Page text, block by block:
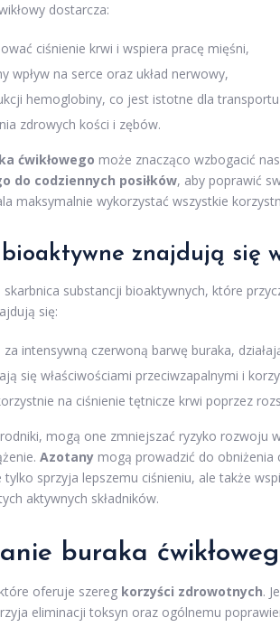
dostarcza:
ciśnienie krwi i wspiera pracę mięśni,
wpływ na serce oraz układ nerwowy,
hemoglobiny, co jest istotne dla
zdrowych kości i zębów.
ćwikłowego może znacząco wzbogacić
do codziennych posiłków, aby poprawić
maksymalnie wykorzystać wszystkie
znajdują się
substancji bioaktywnych, które
się:
intensywną czerwoną barwę buraka,
się właściwościami przeciwzapalnymi i
na ciśnienie tętnicze krwi poprzez
mogą one zmniejszać ryzyko rozwoju
Azotany mogą prowadzić do obniżenia
sprzyja lepszemu ciśnieniu, ale także
aktywnych składników.
buraka
oferuje szereg korzyści zdrowotnych.
eliminacji toksyn oraz ogólnemu